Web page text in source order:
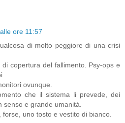
ore 11:57
di molto peggiore di una crisi
copertura del fallimento. Psy-ops e
ovunque.
che il sistema li prevede, dei
senso e grande umanità.
uno tosto e vestito di bianco.